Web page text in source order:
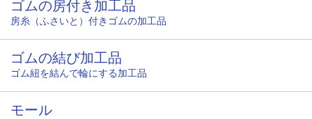
ゴムの房付き加工品
房糸（ふさいと）付きゴムの加工品
ゴムの結び加工品
ゴム紐を結んで輪にする加工品
モール